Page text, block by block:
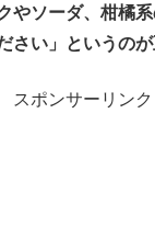
やソーダ、柑橘
さい」というのが
スポンサーリンク